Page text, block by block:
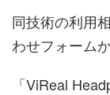
同技術の利用
わせフォーム
「ViReal